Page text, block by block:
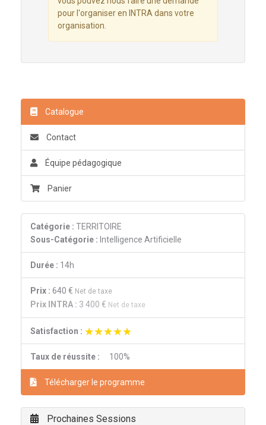
pour l'organiser en INTRA dans votre
organisation.
Catalogue
Contact
Équipe pédagogique
Panier
Catégorie : TERRITOIRE
Sous-Catégorie : Intelligence Artificielle
Durée : 14h
Prix : 640 € Net de taxe
Prix INTRA : 3 400 € Net de taxe
Satisfaction : ★★★★★
★★★★★
Taux de réussite : 100%
Télécharger le programme
Prochaines Sessions